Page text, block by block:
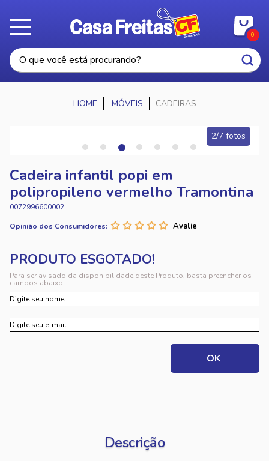
0
MÓVEIS CADEIRAS
2/7 fotos
Cadeira infantil popi em
polipropileno vermelho Tramontina
0072996600002
Opinião dos Consumidores:
Para ser avisado da disponibilidade deste Produto, basta preencher os
campos abaixo.
Descrição